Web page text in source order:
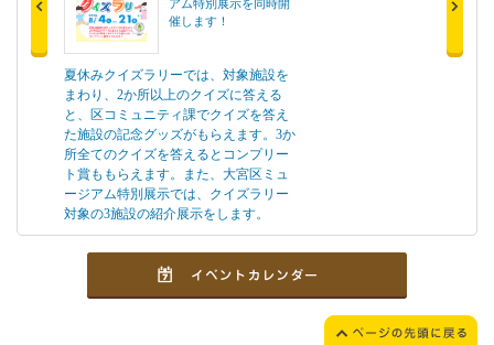
アム特別展示を同時開
催します！
夏休みクイズラリーでは、対象施設を
まわり、2か所以上のクイズに答える
と、区コミュニティ課でクイズを答え
た施設の記念グッズがもらえます。3か
所全てのクイズを答えるとコンプリー
ト賞ももらえます。また、大宮区ミュ
ージアム特別展示では、クイズラリー
対象の3施設の紹介展示をします。